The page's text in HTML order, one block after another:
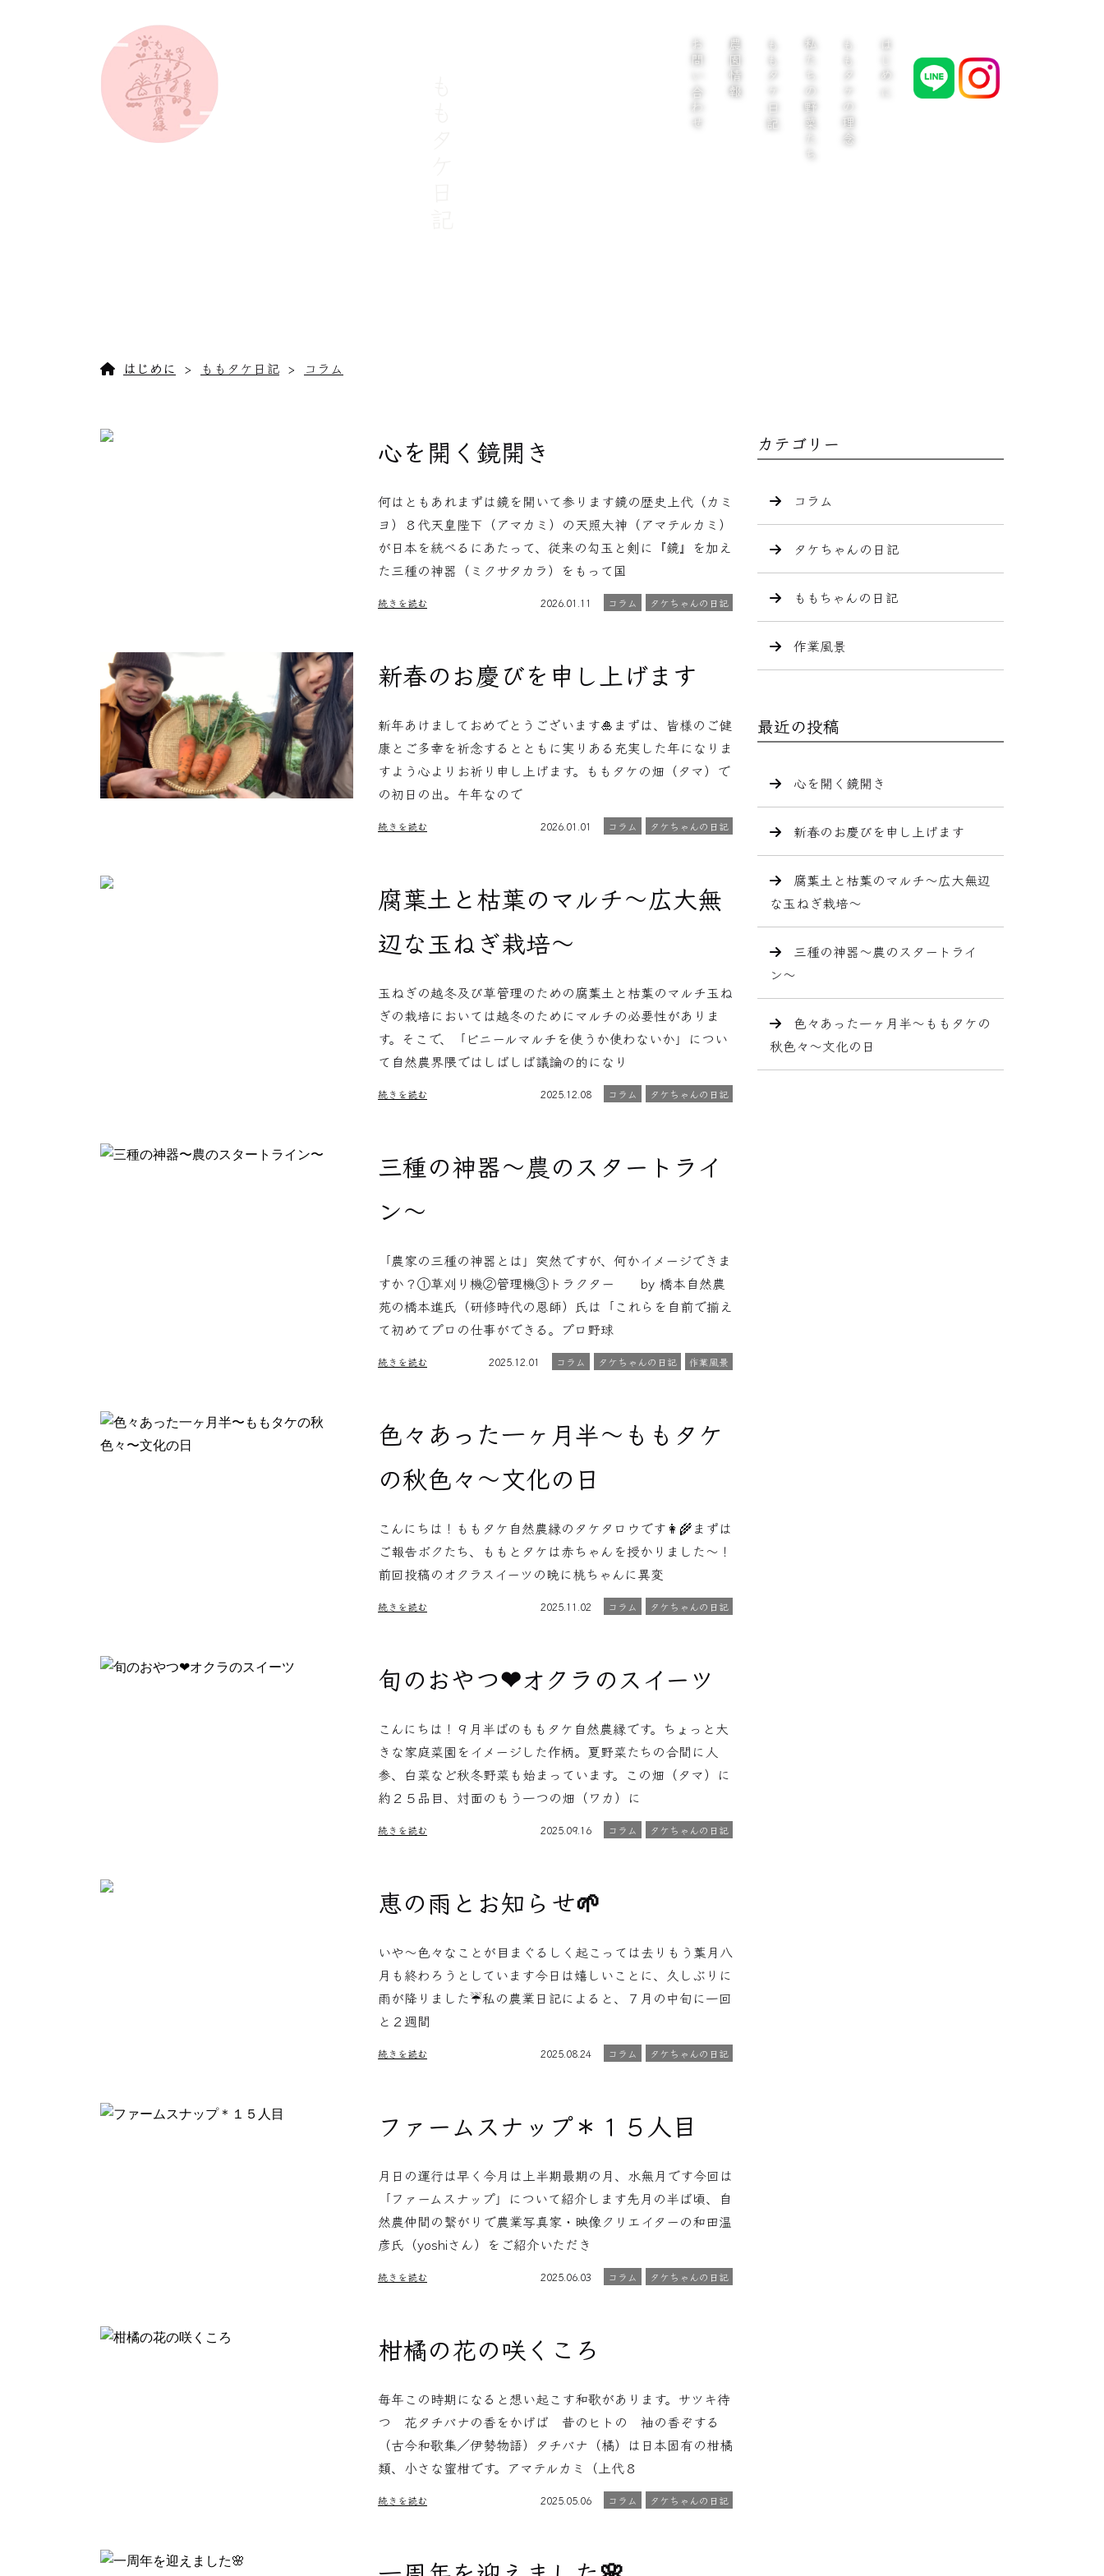
はじめに
ももタケの理念
私たちの野菜たち
ももタケ日記
農園情報
お問い合わせ
はじめに ももタケ日記 コラム
心を開く鏡開き
何はともあれまずは鏡を開いて参ります鏡の歴史上代（カミ
ヨ）８代天皇陛下（アマカミ）の天照大神（アマテルカミ）
が日本を統べるにあたって、従来の勾玉と剣に『鏡』を加え
た三種の神器（ミクサタカラ）をもって国
続きを読む 2026.01.11 コラム タケちゃんの日記
新春のお慶びを申し上げます
新年あけましておめでとうございます🎍まずは、皆様のご健
康とご多幸を祈念するとともに実りある充実した年になりま
すよう心よりお祈り申し上げます。ももタケの畑（タマ）で
の初日の出。午年なので
続きを読む 2026.01.01 コラム タケちゃんの日記
腐葉土と枯葉のマルチ〜広大無
辺な玉ねぎ栽培〜
玉ねぎの越冬及び草管理のための腐葉土と枯葉のマルチ玉ね
ぎの栽培においては越冬のためにマルチの必要性がありま
す。そこで、「ビニールマルチを使うか使わないか」につい
て自然農界隈ではしばしば議論の的になり
続きを読む 2025.12.08 コラム タケちゃんの日記
三種の神器〜農のスタートライ
ン〜
「農家の三種の神器とは」突然ですが、何かイメージできま
すか？①草刈り機②管理機③トラクター by 橋本自然農
苑の橋本進氏（研修時代の恩師）氏は「これらを自前で揃え
て初めてプロの仕事ができる。プロ野球
続きを読む 2025.12.01 コラム タケちゃんの日記 作業風景
色々あった一ヶ月半〜ももタケ
の秋色々〜文化の日
こんにちは！ももタケ自然農縁のタケタロウです👩‍🌾まずは
ご報告ボクたち、ももとタケは赤ちゃんを授かりました〜！
前回投稿のオクラスイーツの晩に桃ちゃんに異変
続きを読む 2025.11.02 コラム タケちゃんの日記
旬のおやつ❤︎オクラのスイーツ
こんにちは！９月半ばのももタケ自然農縁です。ちょっと大
きな家庭菜園をイメージした作柄。夏野菜たちの合間に人
参、白菜など秋冬野菜も始まっています。この畑（タマ）に
約２５品目、対面のもう一つの畑（ワカ）に
続きを読む 2025.09.16 コラム タケちゃんの日記
恵の雨とお知らせ🌱
いや〜色々なことが目まぐるしく起こっては去りもう葉月八
月も終わろうとしています今日は嬉しいことに、久しぶりに
雨が降りました☔️私の農業日記によると、７月の中旬に一回
と２週間
続きを読む 2025.08.24 コラム タケちゃんの日記
ファームスナップ＊１５人目
月日の運行は早く今月は上半期最期の月、水無月です今回は
「ファームスナップ」について紹介します先月の半ば頃、自
然農仲間の繋がりで農業写真家・映像クリエイターの和田温
彦氏（yoshiさん）をご紹介いただき
続きを読む 2025.06.03 コラム タケちゃんの日記
柑橘の花の咲くころ
毎年この時期になると想い起こす和歌があります。サツキ待
つ 花タチバナの香をかげば 昔のヒトの 袖の香ぞする
（古今和歌集／伊勢物語）タチバナ（橘）は日本固有の柑橘
類、小さな蜜柑です。アマテルカミ（上代８
続きを読む 2025.05.06 コラム タケちゃんの日記
カテゴリー
コラム
タケちゃんの日記
ももちゃんの日記
作業風景
最近の投稿
心を開く鏡開き
新春のお慶びを申し上げます
腐葉土と枯葉のマルチ〜広大無辺
な玉ねぎ栽培〜
三種の神器〜農のスタートライ
ン〜
色々あった一ヶ月半〜ももタケの
秋色々〜文化の日